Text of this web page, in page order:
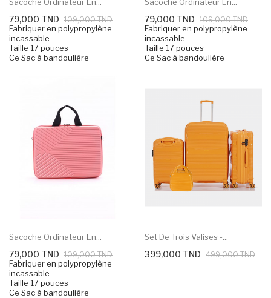
79,000 TND 109,000 TND
Fabriquer en polypropylène
incassable
Taille 17 pouces
Ce Sac à bandoulière
79,000 TND 109,000 TND
Fabriquer en polypropylène
incassable
Taille 17 pouces
Ce Sac à bandoulière
Sacoche Ordinateur En...
79,000 TND 109,000 TND
Fabriquer en polypropylène
incassable
Taille 17 pouces
Ce Sac à bandoulière
Set De Trois Valises -...
399,000 TND 499,000 TND